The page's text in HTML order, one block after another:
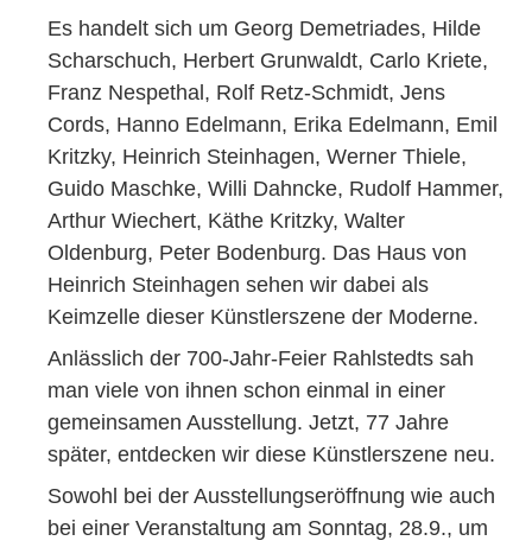
Es handelt sich um Georg Demetriades, Hilde
Scharschuch, Herbert Grunwaldt, Carlo Kriete,
Franz Nespethal, Rolf Retz-Schmidt, Jens
Cords, Hanno Edelmann, Erika Edelmann, Emil
Kritzky, Heinrich Steinhagen, Werner Thiele,
Guido Maschke, Willi Dahncke, Rudolf Hammer,
Arthur Wiechert, Käthe Kritzky, Walter
Oldenburg, Peter Bodenburg. Das Haus von
Heinrich Steinhagen sehen wir dabei als
Keimzelle dieser Künstlerszene der Moderne.
Anlässlich der 700-Jahr-Feier Rahlstedts sah
man viele von ihnen schon einmal in einer
gemeinsamen Ausstellung. Jetzt, 77 Jahre
später, entdecken wir diese Künstlerszene neu.
Sowohl bei der Ausstellungseröffnung wie auch
bei einer Veranstaltung am Sonntag, 28.9., um